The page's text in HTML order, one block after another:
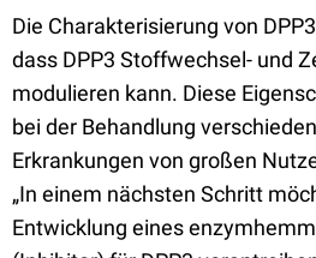
Die Charakterisierung von
dass DPP3 Stoffwechsel- und
modulieren kann. Diese
bei der Behandlung
Erkrankungen von großen
„In einem nächsten Schritt
Entwicklung eines